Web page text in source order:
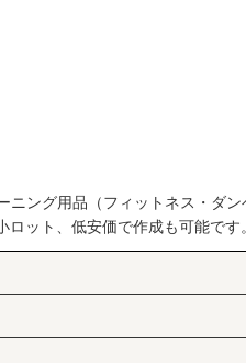
ング用品（フィットネス・ダン
ット、低安価で作成も可能です。